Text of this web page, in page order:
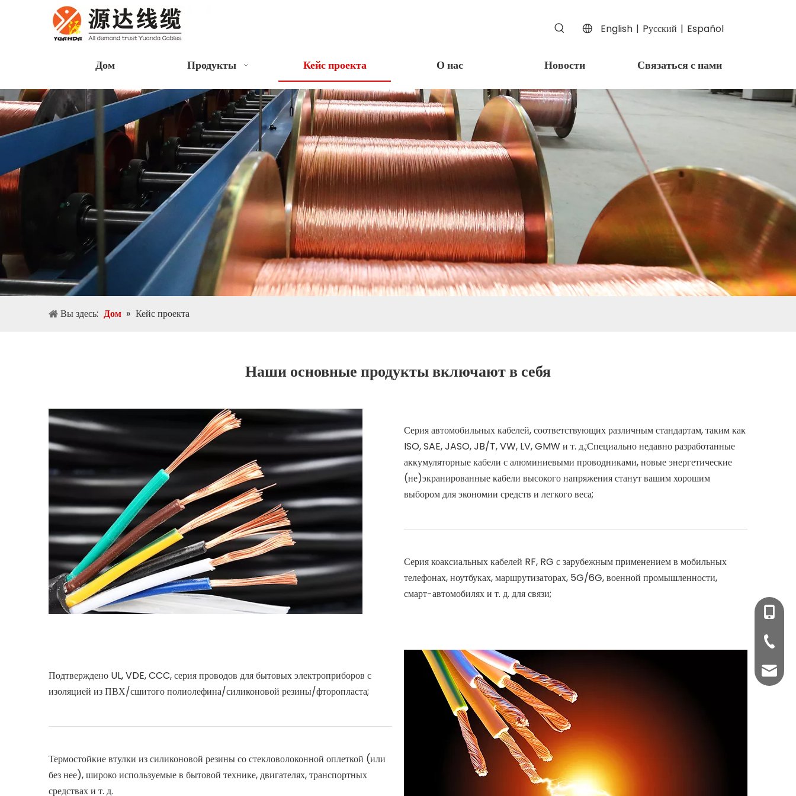
English | Pусский | Español
Дом Продукты Кейс проекта О нас Новости Связаться с нами
Вы здесь: Дом » Кейс проекта
Наши основные продукты включают в себя
Серия автомобильных кабелей, соответствующих различным стандартам, таким как
ISO, SAE, JASO, JB/T, VW, LV, GMW и т. д.;Специально недавно разработанные
аккумуляторные кабели с алюминиевыми проводниками, новые энергетические
(не)экранированные кабели высокого напряжения станут вашим хорошим
выбором для экономии средств и легкого веса;
Серия коаксиальных кабелей RF, RG с зарубежным применением в мобильных
телефонах, ноутбуках, маршрутизаторах, 5G/6G, военной промышленности,
смарт-автомобилях и т. д. для связи;
Подтверждено UL, VDE, CCC, серия проводов для бытовых электроприборов с
изоляцией из ПВХ/сшитого полиолефина/силиконовой резины/фторопласта;
Термостойкие втулки из силиконовой резины со стекловолоконной оплеткой (или
без нее), широко используемые в бытовой технике, двигателях, транспортных
средствах и т. д.
+86-
+86-
Г-н